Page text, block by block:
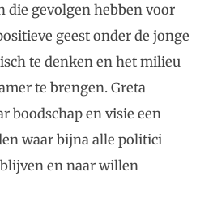
die gevolgen hebben voor
geest onder de jonge
te denken en het milieu
te brengen. Greta
boodschap en visie een
waar bijna alle politici
en naar willen